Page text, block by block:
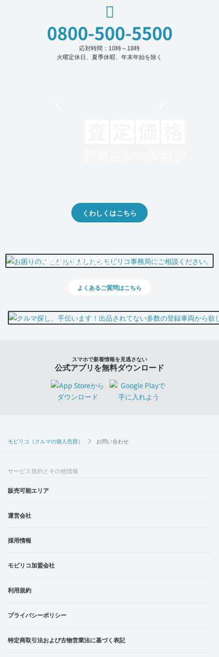
モビリコ（クルマの個人売買） お問い合わせ
0800-500-5500
応対時間：10時～18時
火曜定休日、夏季休暇、年末年始を除く
くわしくはこちら
0800-500-5500
よくあるご質問はこちら
スマホで新着情報を見逃さない
公式アプリを無料ダウンロード
サービス規約とその他情報
販売可能エリア
運営会社
採用情報
モビリコ加盟会社
利用規約
プライバシーポリシー
特定商取引法および古物営業法に基づく表記